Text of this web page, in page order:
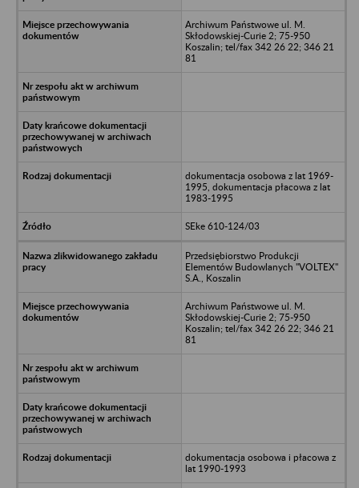
Archiwum Państwowe ul. M.
Skłodowskiej-Curie 2; 75-950
Koszalin; tel/fax 342 26 22; 346 21
81
dokumentacja osobowa z lat 1969-
1995, dokumentacja płacowa z lat
1983-1995
SEke 610-124/03
Przedsiębiorstwo Produkcji
Elementów Budowlanych "VOLTEX"
S.A., Koszalin
Archiwum Państwowe ul. M.
Skłodowskiej-Curie 2; 75-950
Koszalin; tel/fax 342 26 22; 346 21
81
dokumentacja osobowa i płacowa z
lat 1990-1993